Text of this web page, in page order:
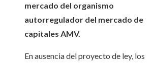
mercado del organismo
autorregulador del mercado de
capitales AMV.
En ausencia del proyecto de ley, los